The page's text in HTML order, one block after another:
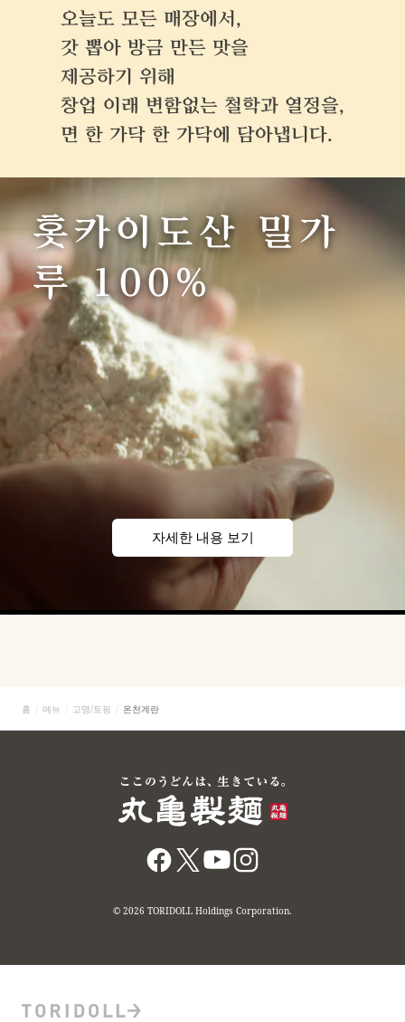
오늘도 모든 매장에서,
갓 뽑아 방금 만든 맛을
제공하기 위해
창업 이래 변함없는 철학과 열정을,
면 한 가닥 한 가닥에 담아냅니다.
홋카이도산 밀가
루 100%
자세한 내용 보기
홈 메뉴 고명/토핑 온천계란
© 2026 TORIDOLL Holdings Corporation.